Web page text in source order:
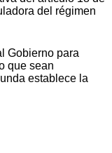
del régimen
Gobierno para
que sean
establece la